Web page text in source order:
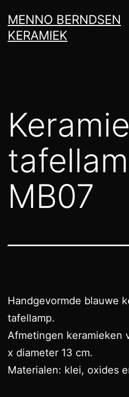
to
content
MENNO BERNDSEN
KERAMIEK
MB07
Handgevormde blauwe
tafellamp.
Afmetingen keramieken
x diameter 13 cm.
Materialen: klei, oxides